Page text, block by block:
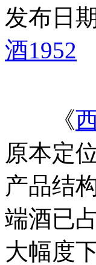
发布日
酒1952
《
原本定
产品结
端酒已
大幅度